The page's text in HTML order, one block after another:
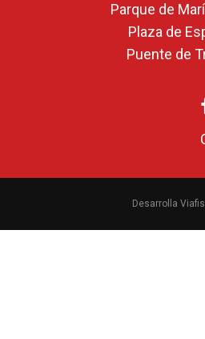
Parque de
Plaza de
Puente de
Desarrolla